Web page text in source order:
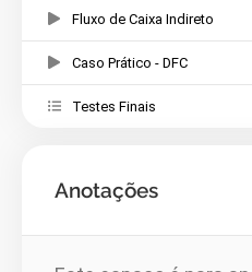
Fluxo de Caixa Indireto
Caso Prático - DFC
Testes Finais
Anotações